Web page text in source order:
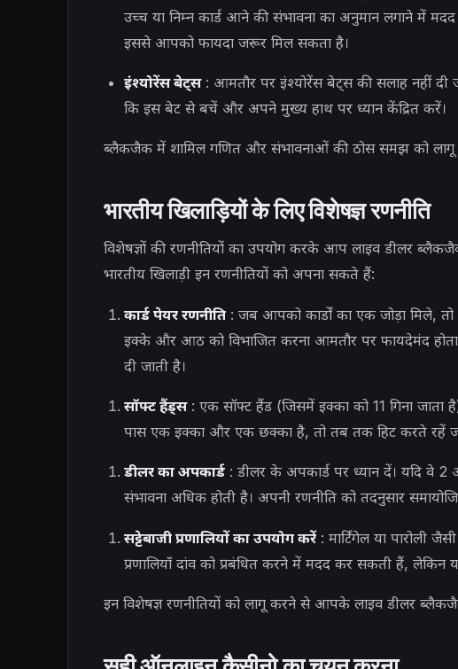
उच्च या निम्न कार्ड आने की संभावना का अनुमान लगाने में
इससे आपको फायदा जरूर मिल सकता है।
इंश्योरेंस बेट्स: आमतौर पर इंश्योरेंस बेट्स की सलाह नहीं दी
कि इस बेट से बचें और अपने मुख्य हाथ पर ध्यान केंद्रित करें।
ब्लैकजैक में शामिल गणित और संभावनाओं की ठोस समझ को
भारतीय खिलाड़ियों के लिए विशेषज्ञ रणनीति
विशेषज्ञों की रणनीतियों का उपयोग करके आप लाइव डीलर
भारतीय खिलाड़ी इन रणनीतियों को अपना सकते हैं:
कार्ड पेयर रणनीति: जब आपको कार्डों का एक जोड़ा मिले, तो
इक्के और आठ को विभाजित करना आमतौर पर फायदेमंद
दी जाती है।
सॉफ्ट हैंड्स: एक सॉफ्ट हैंड (जिसमें इक्का को 11 गिना जाता
पास एक इक्का और एक छक्का है, तो तब तक हिट करते
डीलर का अपकार्ड: डीलर के अपकार्ड पर ध्यान दें। यदि वे 2
संभावना अधिक होती है। अपनी रणनीति को तदनुसार
सट्टेबाजी प्रणालियों का उपयोग करें: मार्टिंगेल या पारोली
प्रणालियाँ दांव को प्रबंधित करने में मदद कर सकती हैं, लेकिन
इन विशेषज्ञ रणनीतियों को लागू करने से आपके लाइव डीलर